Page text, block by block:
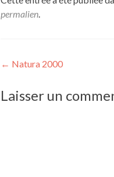
permalien.
Navigation
de
l’article
← Natura 2000
Laisser un